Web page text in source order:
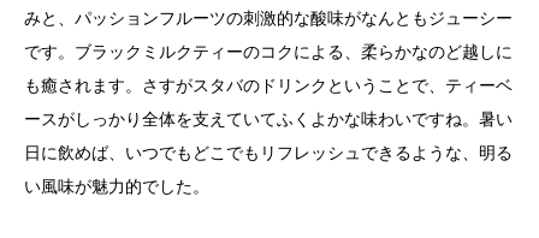
みと、パッションフルーツの刺激的な酸味がなんともジューシー
です。ブラックミルクティーのコクによる、柔らかなのど越しに
も癒されます。さすがスタバのドリンクということで、ティーベ
ースがしっかり全体を支えていてふくよかな味わいですね。暑い
日に飲めば、いつでもどこでもリフレッシュできるような、明る
い風味が魅力的でした。